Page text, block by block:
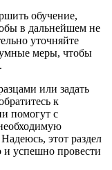
обучение,
в дальнейшем не
уточняйте
меры, чтобы
или задать
к
помогут с
этот раздел
успешно провести